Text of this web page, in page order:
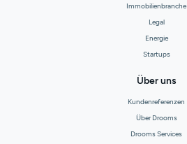
Immobilienbranche
Legal
Energie
Startups
Über uns
Kundenreferenzen
Über Drooms
Drooms Services